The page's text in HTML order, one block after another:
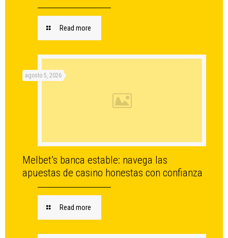
Read more
agosto 5, 2026
Melbet’s banca estable: navega las
apuestas de casino honestas con confianza
Read more